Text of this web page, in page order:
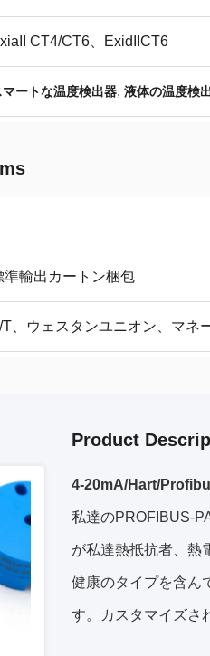
CT4/CT6、ExidIICT6
マートな温度検出器, 液体の温度検
準輸出カートン梱包
T、ウェスタンユニオン、マネ
Product
4-20mA/Hart/
私達のPROFIBUS-
が私達熱抵抗者、熱
健康のタイプを含ん
す。カスタマイズさ